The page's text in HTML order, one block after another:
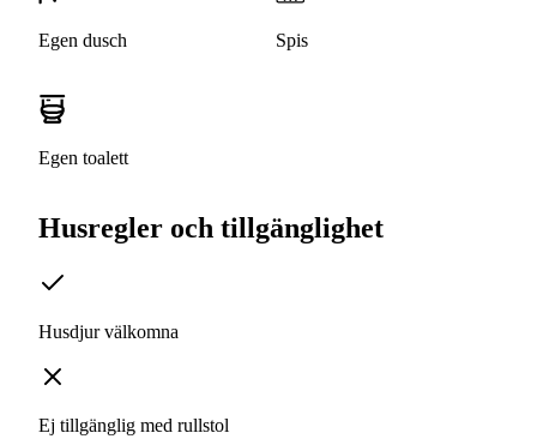
Egen dusch Spis
Egen toalett
Husregler och tillgänglighet
Husdjur välkomna
Ej tillgänglig med rullstol